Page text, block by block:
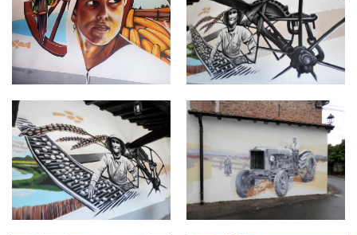
langarika6.jpg langarika4.jpg